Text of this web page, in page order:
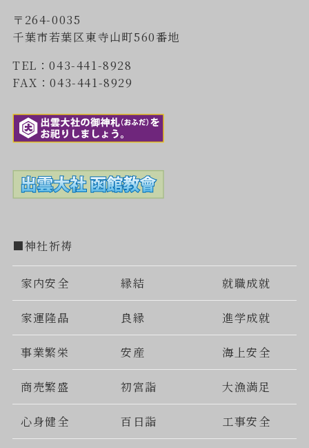
〒264-0035
千葉市若葉区東寺山町560番地
TEL：043-441-8928
FAX：043-441-8929
■神社祈祷
家内安全 縁結 就職成就
家運隆晶 良縁 進学成就
事業繁栄 安産 海上安全
商売繁盛 初宮詣 大漁満足
心身健全 百日詣 工事安全